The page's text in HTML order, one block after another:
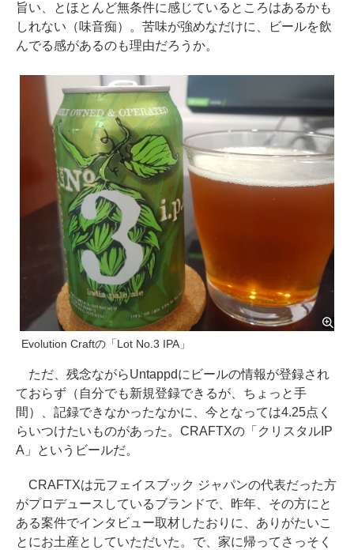
旨い、とほとんど無条件に感じているところはあるかも
しれない（味音痴）。苦味が強めなだけに、ビールを飲
んでる感があるのも理由だろうか。
Evolution Craftの「Lot No.3 IPA」
ただ、残念ながらUntappdにビールの情報が登録され
ておらず（自分でも新規登録できるが、ちょっと手
間）、記録できなかったなかに、今となっては4.25点く
らいつけたいものがあった。CRAFTXの「クリスタルIP
A」というビールだ。
CRAFTXは元フェイスブック ジャパンの代表だった方
がプロデュースしているブランドで、昨年、その方にと
ある案件でインタビュー取材したおりに、ありがたいこ
とにお土産としていただいた。で、家に帰ってさっそく